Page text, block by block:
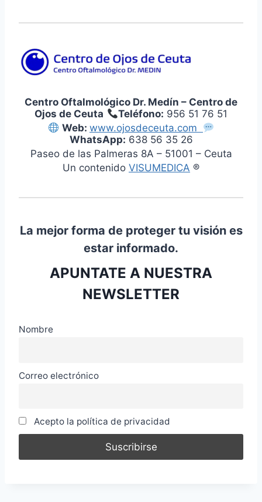
Centro Oftalmológico Dr. Medín – Centro de
Ojos de Ceuta
Teléfono: 956 51 76 51
Web: www.ojosdeceuta.com
WhatsApp: 638 56 35 26
Paseo de las Palmeras 8A – 51001 – Ceuta
Un contenido VISUMEDICA ®
La mejor forma de proteger tu visión es
estar informado.
APUNTATE A NUESTRA
NEWSLETTER
Nombre
Correo electrónico
Acepto la política de privacidad